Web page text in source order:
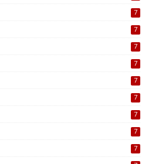
7
7
7
7
7
7
7
7
7